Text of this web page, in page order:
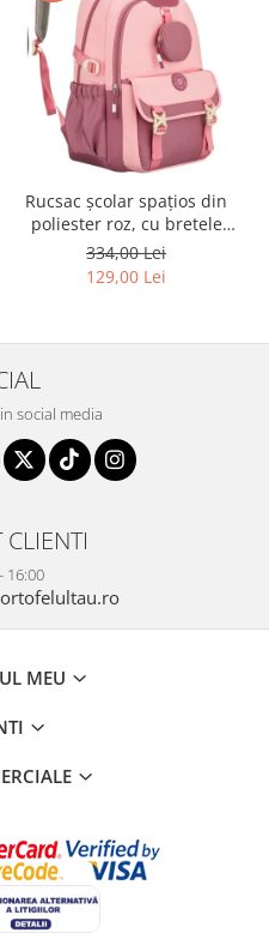
Rucsac școlar spațios din
poliester roz, cu bretele
reglabile - Peterson PTR-
PTN 8610-1327 PINK
334,00 Lei
129,00 Lei
social media
16:00
MEU